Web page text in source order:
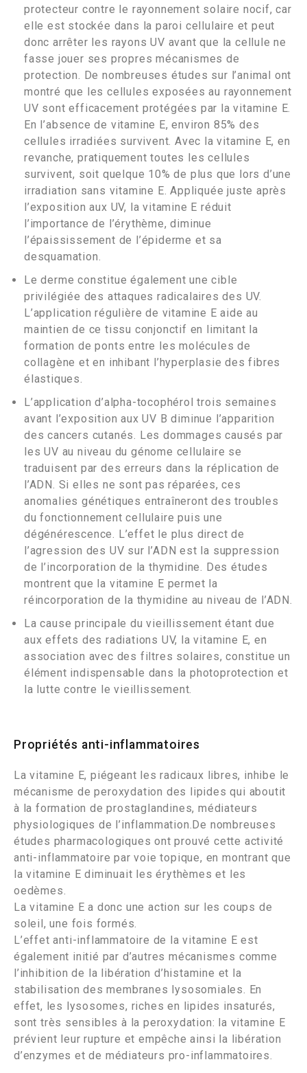
protecteur contre le rayonnement solaire nocif, car
elle est stockée dans la paroi cellulaire et peut
donc arrêter les rayons UV avant que la cellule ne
fasse jouer ses propres mécanismes de
protection. De nombreuses études sur l’animal ont
montré que les cellules exposées au rayonnement
UV sont efficacement protégées par la vitamine E.
En l’absence de vitamine E, environ 85% des
cellules irradiées survivent. Avec la vitamine E, en
revanche, pratiquement toutes les cellules
survivent, soit quelque 10% de plus que lors d’une
irradiation sans vitamine E. Appliquée juste après
l’exposition aux UV, la vitamine E réduit
l’importance de l’érythème, diminue
l’épaississement de l’épiderme et sa
desquamation.
Le derme constitue également une cible
privilégiée des attaques radicalaires des UV.
L’application régulière de vitamine E aide au
maintien de ce tissu conjonctif en limitant la
formation de ponts entre les molécules de
collagène et en inhibant l’hyperplasie des fibres
élastiques.
L’application d’alpha-tocophérol trois semaines
avant l’exposition aux UV B diminue l’apparition
des cancers cutanés. Les dommages causés par
les UV au niveau du génome cellulaire se
traduisent par des erreurs dans la réplication de
l’ADN. Si elles ne sont pas réparées, ces
anomalies génétiques entraîneront des troubles
du fonctionnement cellulaire puis une
dégénérescence. L’effet le plus direct de
l’agression des UV sur l’ADN est la suppression
de l’incorporation de la thymidine. Des études
montrent que la vitamine E permet la
réincorporation de la thymidine au niveau de l’ADN.
La cause principale du vieillissement étant due
aux effets des radiations UV, la vitamine E, en
association avec des filtres solaires, constitue un
élément indispensable dans la photoprotection et
la lutte contre le vieillissement.
Propriétés anti-inflammatoires
La vitamine E, piégeant les radicaux libres, inhibe le
mécanisme de peroxydation des lipides qui aboutit
à la formation de prostaglandines, médiateurs
physiologiques de l’inflammation.De nombreuses
études pharmacologiques ont prouvé cette activité
anti-inflammatoire par voie topique, en montrant que
la vitamine E diminuait les érythèmes et les
oedèmes.
La vitamine E a donc une action sur les coups de
soleil, une fois formés.
L’effet anti-inflammatoire de la vitamine E est
également initié par d’autres mécanismes comme
l’inhibition de la libération d’histamine et la
stabilisation des membranes lysosomiales. En
effet, les lysosomes, riches en lipides insaturés,
sont très sensibles à la peroxydation: la vitamine E
prévient leur rupture et empêche ainsi la libération
d’enzymes et de médiateurs pro-inflammatoires.